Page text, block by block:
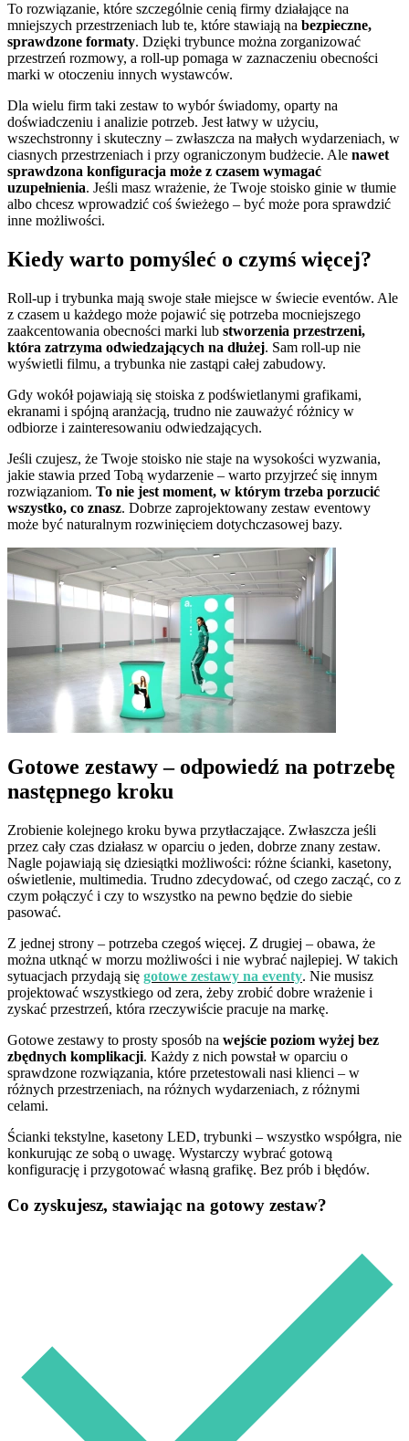
To rozwiązanie, które szczególnie cenią firmy działające na
mniejszych przestrzeniach lub te, które stawiają na bezpieczne,
sprawdzone formaty. Dzięki trybunce można zorganizować
przestrzeń rozmowy, a roll-up pomaga w zaznaczeniu obecności
marki w otoczeniu innych wystawców.
Dla wielu firm taki zestaw to wybór świadomy, oparty na
doświadczeniu i analizie potrzeb. Jest łatwy w użyciu,
wszechstronny i skuteczny – zwłaszcza na małych wydarzeniach, w
ciasnych przestrzeniach i przy ograniczonym budżecie. Ale nawet
sprawdzona konfiguracja może z czasem wymagać
uzupełnienia. Jeśli masz wrażenie, że Twoje stoisko ginie w tłumie
albo chcesz wprowadzić coś świeżego – być może pora sprawdzić
inne możliwości.
Kiedy warto pomyśleć o czymś więcej?
Roll-up i trybunka mają swoje stałe miejsce w świecie eventów. Ale
z czasem u każdego może pojawić się potrzeba mocniejszego
zaakcentowania obecności marki lub stworzenia przestrzeni,
która zatrzyma odwiedzających na dłużej. Sam roll-up nie
wyświetli filmu, a trybunka nie zastąpi całej zabudowy.
Gdy wokół pojawiają się stoiska z podświetlanymi grafikami,
ekranami i spójną aranżacją, trudno nie zauważyć różnicy w
odbiorze i zainteresowaniu odwiedzających.
Jeśli czujesz, że Twoje stoisko nie staje na wysokości wyzwania,
jakie stawia przed Tobą wydarzenie – warto przyjrzeć się innym
rozwiązaniom. To nie jest moment, w którym trzeba porzucić
wszystko, co znasz. Dobrze zaprojektowany zestaw eventowy
może być naturalnym rozwinięciem dotychczasowej bazy.
Gotowe zestawy – odpowiedź na potrzebę
następnego kroku
Zrobienie kolejnego kroku bywa przytłaczające. Zwłaszcza jeśli
przez cały czas działasz w oparciu o jeden, dobrze znany zestaw.
Nagle pojawiają się dziesiątki możliwości: różne ścianki, kasetony,
oświetlenie, multimedia. Trudno zdecydować, od czego zacząć, co z
czym połączyć i czy to wszystko na pewno będzie do siebie
pasować.
Z jednej strony – potrzeba czegoś więcej. Z drugiej – obawa, że
można utknąć w morzu możliwości i nie wybrać najlepiej. W takich
sytuacjach przydają się gotowe zestawy na eventy. Nie musisz
projektować wszystkiego od zera, żeby zrobić dobre wrażenie i
zyskać przestrzeń, która rzeczywiście pracuje na markę.
Gotowe zestawy to prosty sposób na wejście poziom wyżej bez
zbędnych komplikacji. Każdy z nich powstał w oparciu o
sprawdzone rozwiązania, które przetestowali nasi klienci – w
różnych przestrzeniach, na różnych wydarzeniach, z różnymi
celami.
Ścianki tekstylne, kasetony LED, trybunki – wszystko współgra, nie
konkurując ze sobą o uwagę. Wystarczy wybrać gotową
konfigurację i przygotować własną grafikę. Bez prób i błędów.
Co zyskujesz, stawiając na gotowy zestaw?